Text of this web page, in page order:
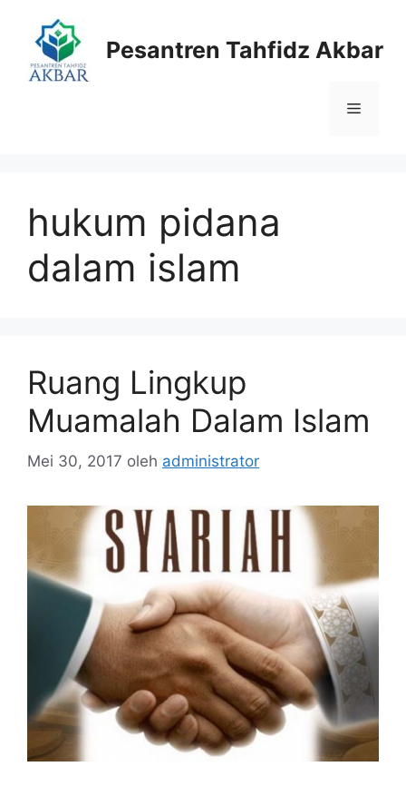
Pesantren Tahfidz Akbar
Menu
hukum pidana
dalam islam
Ruang Lingkup
Muamalah Dalam Islam
Mei 30, 2017 oleh administrator